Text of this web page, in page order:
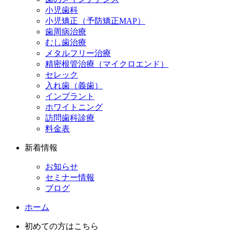
小児歯科
小児矯正（予防矯正MAP）
歯周病治療
むし歯治療
メタルフリー治療
精密根管治療（マイクロエンド）
セレック
入れ歯（義歯）
インプラント
ホワイトニング
訪問歯科診療
料金表
新着情報
お知らせ
セミナー情報
ブログ
ホーム
初めての方はこちら